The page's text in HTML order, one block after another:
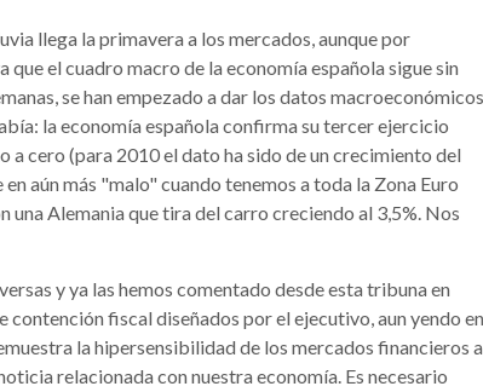
llega la primavera a los mercados, aunque por
el cuadro macro de la economía española sigue sin
se han empezado a dar los datos macroeconómicos
la economía española confirma su tercer ejercicio
cero (para 2010 el dato ha sido de un crecimiento del
aún más "malo" cuando tenemos a toda la Zona Euro
una Alemania que tira del carro creciendo al 3,5%. Nos
y ya las hemos comentado desde esta tribuna en
contención fiscal diseñados por el ejecutivo, aun yendo en
la hipersensibilidad de los mercados financieros a
relacionada con nuestra economía. Es necesario